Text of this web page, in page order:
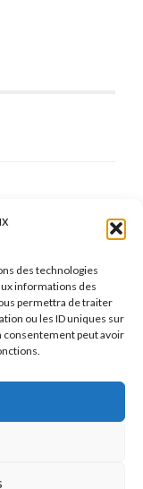
des technologies
informations des
permettra de traiter
ou les ID uniques sur
consentement peut avoir
2019